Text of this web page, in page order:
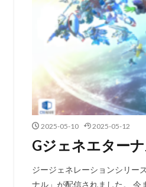
2025-05-10 2025-05-12
Gジェネエター
ジージェネレーションシリー
ナル」が配信されました。 今